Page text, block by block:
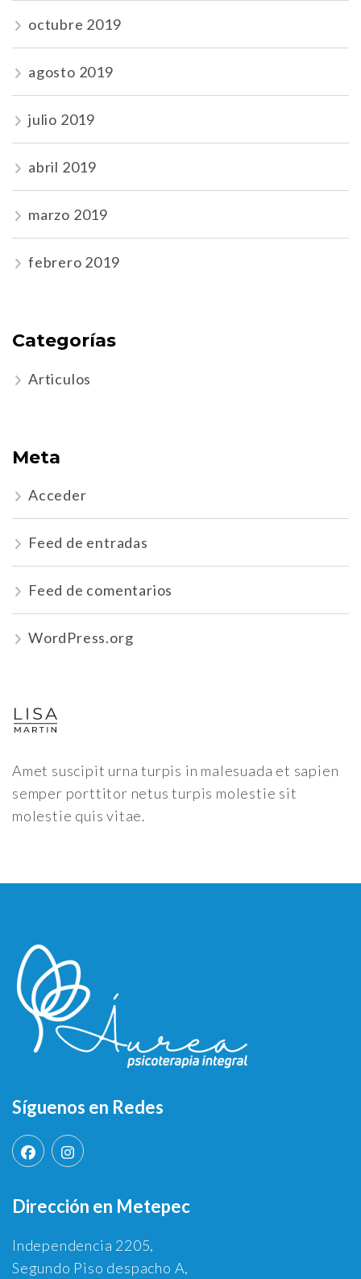
octubre 2019
agosto 2019
julio 2019
abril 2019
marzo 2019
febrero 2019
Categorías
Articulos
Meta
Acceder
Feed de entradas
Feed de comentarios
WordPress.org
Amet suscipit urna turpis in malesuada et sapien
semper porttitor netus turpis molestie sit
molestie quis vitae.
Síguenos en Redes
Dirección en Metepec
Independencia 2205,
Segundo Piso despacho A,